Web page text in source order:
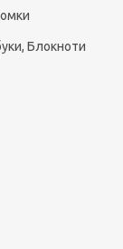
Блокноти